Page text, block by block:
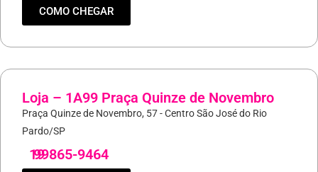
COMO CHEGAR
Loja – 1A99 Praça Quinze de Novembro
Praça Quinze de Novembro, 57 - Centro São José do Rio
Pardo/SP
19
99865-9464